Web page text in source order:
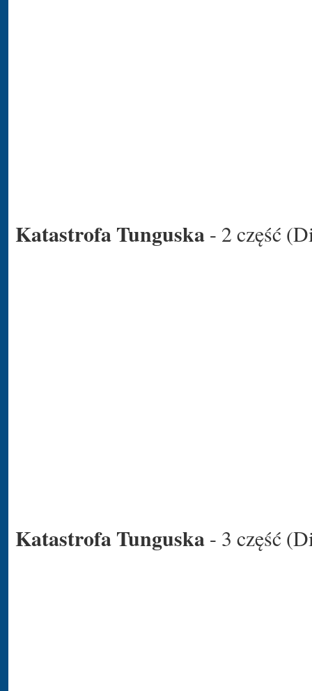
Katastrofa Tunguska - 2 część
Katastrofa Tunguska - 3 część